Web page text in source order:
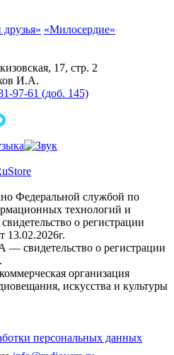
«Милосердие»
17, стр. 2
И.А.
97-61 (доб. 145)
Федеральной службой по
технологий и
о регистрации
— свидетельство о регистрации
организация
искусства и культуры
персональных данных